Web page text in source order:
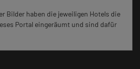
Bilder haben die jeweiligen Hotels die
Portal eingeräumt und sind dafür